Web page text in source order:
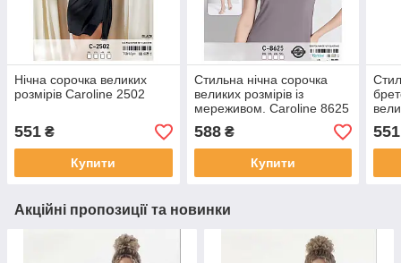
Нічна сорочка великих
розмірів Caroline 2502
551 ₴
Купити
Стильна нічна сорочка
великих розмірів із
мереживом. Caroline 8625
588₴
Купити
551
Акційні пропозиції та новинки